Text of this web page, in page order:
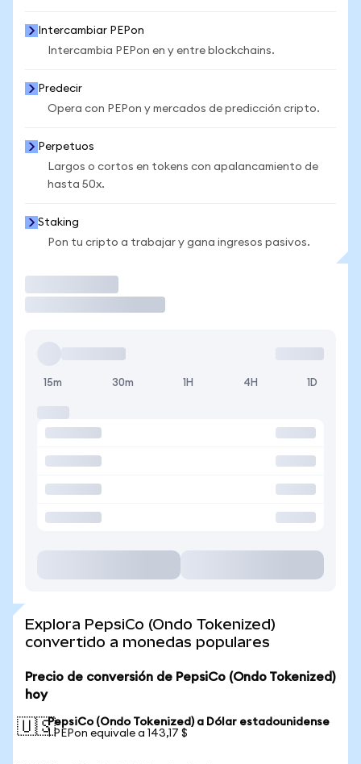
Intercambiar PEPon
Intercambia PEPon en y entre blockchains.
Predecir
Opera con PEPon y mercados de predicción cripto.
Perpetuos
Largos o cortos en tokens con apalancamiento de
hasta 50x.
Staking
Pon tu cripto a trabajar y gana ingresos pasivos.
15m 30m 1H 4H 1D
Explora PepsiCo (Ondo Tokenized)
convertido a monedas populares
Precio de conversión de PepsiCo (Ondo Tokenized)
hoy
🇺🇸PepsiCo (Ondo Tokenized) a Dólar estadounidense
1 PEPon equivale a 143,17 $